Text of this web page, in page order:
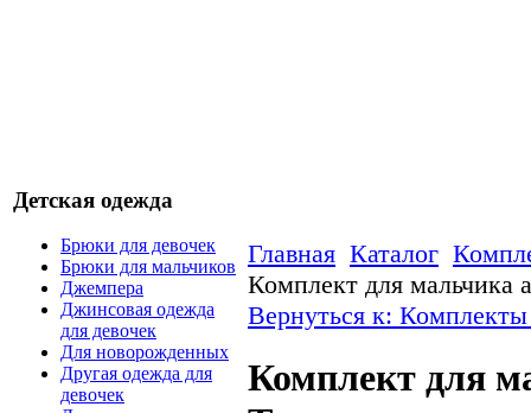
Детская одежда
Брюки для девочек
Брюки для мальчиков
Джемпера
Джинсовая одежда
для девочек
Для новорожденных
Другая одежда для
девочек
Главная Каталог
Комплект для мальчика
Вернуться к: Комплекты
Комплект для